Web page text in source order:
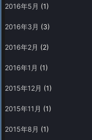
2016年5月 (1)
2016年3月 (3)
2016年2月 (2)
2016年1月 (1)
2015年12月 (1)
2015年11月 (1)
2015年8月 (1)